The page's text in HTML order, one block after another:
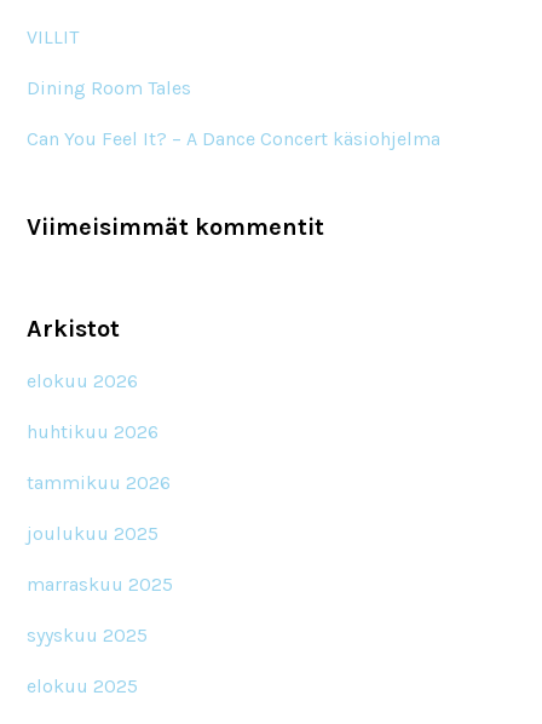
VILLIT
Dining Room Tales
Can You Feel It? – A Dance Concert käsiohjelma
Viimeisimmät kommentit
Arkistot
elokuu 2026
huhtikuu 2026
tammikuu 2026
joulukuu 2025
marraskuu 2025
syyskuu 2025
elokuu 2025